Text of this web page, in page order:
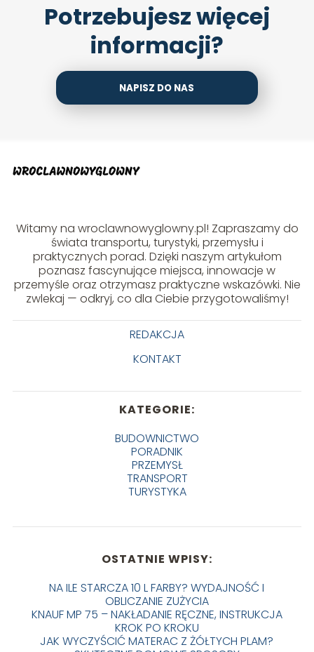
Potrzebujesz więcej
informacji?
NAPISZ DO NAS
Witamy na wroclawnowyglowny.pl! Zapraszamy do
świata transportu, turystyki, przemysłu i
praktycznych porad. Dzięki naszym artykułom
poznasz fascynujące miejsca, innowacje w
przemyśle oraz otrzymasz praktyczne wskazówki. Nie
zwlekaj — odkryj, co dla Ciebie przygotowaliśmy!
REDAKCJA
KONTAKT
KATEGORIE:
BUDOWNICTWO
PORADNIK
PRZEMYSŁ
TRANSPORT
TURYSTYKA
OSTATNIE WPISY:
NA ILE STARCZA 10 L FARBY? WYDAJNOŚĆ I
OBLICZANIE ZUŻYCIA
KNAUF MP 75 – NAKŁADANIE RĘCZNE, INSTRUKCJA
KROK PO KROKU
JAK WYCZYŚCIĆ MATERAC Z ŻÓŁTYCH PLAM?